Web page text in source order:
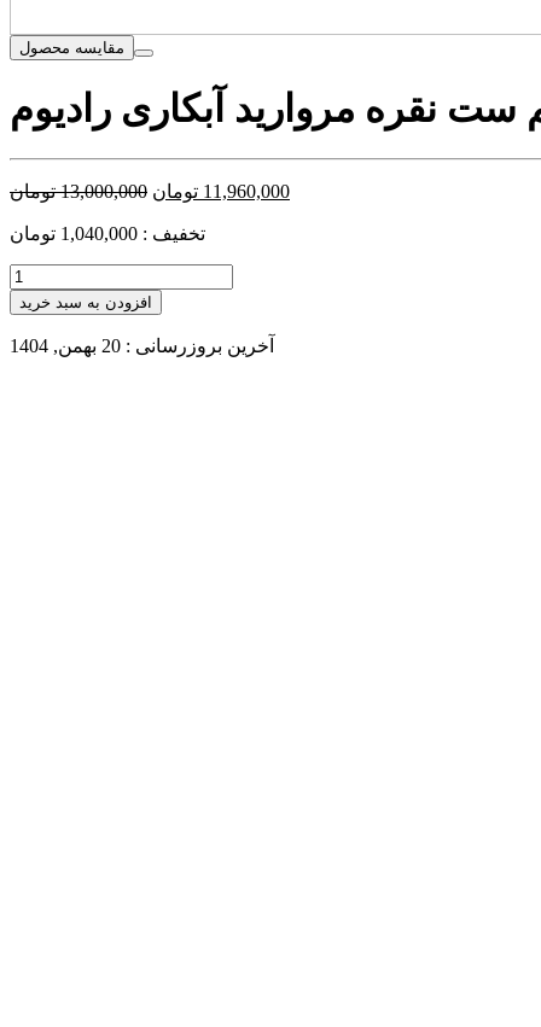
مقایسه محصول
13,000,000 تومان 11,960,000 تومان
تخفیف : 1,040,000 تومان
افزودن به سبد خرید
آخرین بروزرسانی : 20 بهمن, 1404